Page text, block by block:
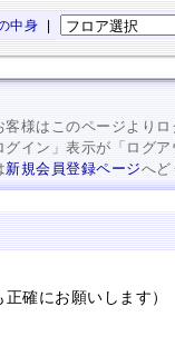
中身
様はこのページよりロ
イン」表示が「ログア
新規会員登録ページへど
確にお願いします）